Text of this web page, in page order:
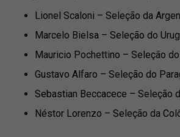
Lionel Scaloni – Seleção da
Marcelo Bielsa – Seleção do
Mauricio Pochettino – Seleção
Gustavo Alfaro – Seleção do
Sebastian Beccacece – Seleção
Néstor Lorenzo – Seleção da